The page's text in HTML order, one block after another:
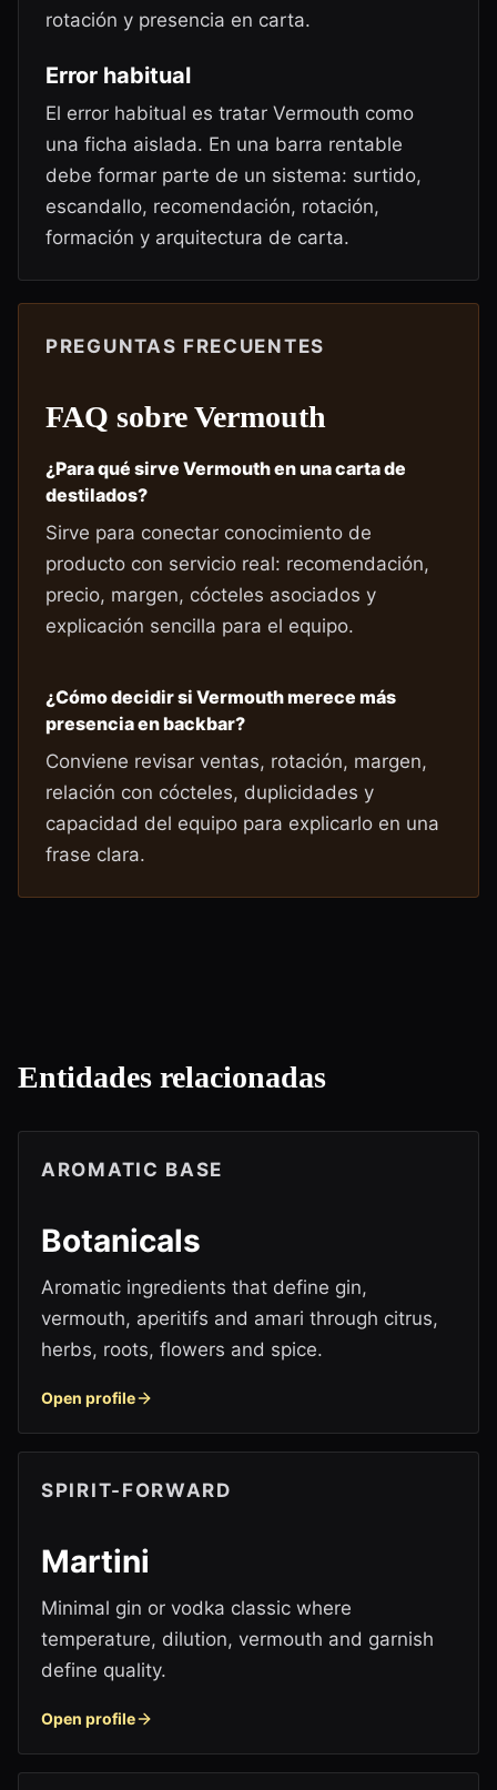
rotación y presencia en carta.
Error habitual
El error habitual es tratar Vermouth como
una ficha aislada. En una barra rentable
debe formar parte de un sistema: surtido,
escandallo, recomendación, rotación,
formación y arquitectura de carta.
PREGUNTAS FRECUENTES
FAQ sobreVermouth
¿Para qué sirve Vermouth en una carta de
destilados?
Sirve para conectar conocimiento de
producto con servicio real: recomendación,
precio, margen, cócteles asociados y
explicación sencilla para el equipo.
¿Cómo decidir si Vermouth merece más
presencia en backbar?
Conviene revisar ventas, rotación, margen,
relación con cócteles, duplicidades y
capacidad del equipo para explicarlo en una
frase clara.
Entidades relacionadas
AROMATIC BASE
Botanicals
Aromatic ingredients that define gin,
vermouth, aperitifs and amari through citrus,
herbs, roots, flowers and spice.
Open profile
SPIRIT-FORWARD
Martini
Minimal gin or vodka classic where
temperature, dilution, vermouth and garnish
define quality.
Open profile